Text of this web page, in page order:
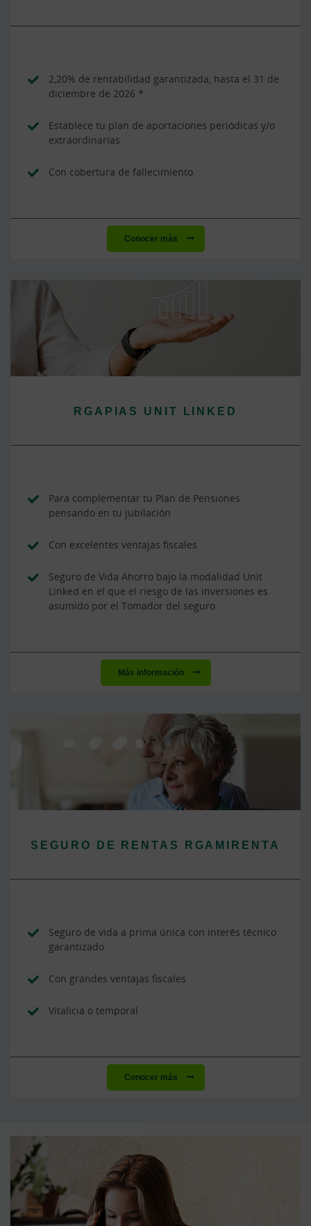
2,20% de rentabilidad garantizada, hasta el 31 de
diciembre de 2026 *
Establece tu plan de aportaciones periódicas y/o
extraordinarias
Con cobertura de fallecimiento
Conocer más
RGAPIAS UNIT LINKED
Para complementar tu Plan de Pensiones
pensando en tu jubilación
Con excelentes ventajas fiscales
Seguro de Vida Ahorro bajo la modalidad Unit
Linked en el que el riesgo de las inversiones es
asumido por el Tomador del seguro
Más información
SEGURO DE RENTAS RGAMIRENTA
Seguro de vida a prima única con interés técnico
garantizado
Con grandes ventajas fiscales
Vitalicia o temporal
Conocer más